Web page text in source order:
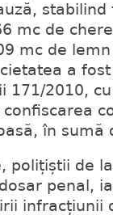
mc de
mc de
a
171/2010,
în sumă
polițiștii de
penal,
infracțiunii